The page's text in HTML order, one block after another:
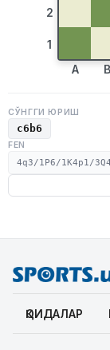
2
1
A B
СЎНГГИ ЮРИШ
c6b6
FEN
4q3/1P6/1K4p1/
ҚОИДАЛАР